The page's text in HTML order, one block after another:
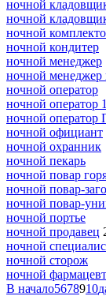
ночной
ночной
ночной
ночной кондитер
ночной менеджер
ночной менеджер
ночной оператор
ночной оператор
ночной оператор
ночной официант
ночной охранник
ночной пекарь
ночной повар
ночной повар-
ночной повар-
ночной портье
ночной продавец
ночной
ночной сторож
ночной фармацевт
В начало5678910